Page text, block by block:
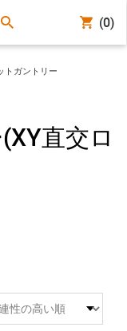
(0)
arrow-right
トガントリー
直交ロ